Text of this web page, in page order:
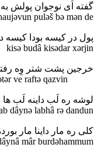
pulәš bә mәn de
kisә budâ kisәdar xәrjin
خرجین پشت
dâynә labhâ rә dandun
mâr burdәhammum